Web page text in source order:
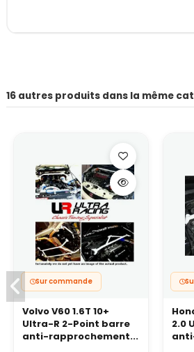
16 autres produits dans la même
Sur commande
Volvo V60 1.6T 10+
Ultra-R 2-Point barre
anti-rapprochement...
2.0